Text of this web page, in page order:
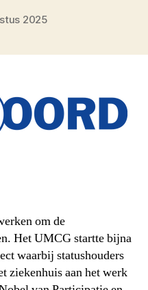
2025
om de
Het UMCG startte bijna
waarbij statushouders
ziekenhuis aan het werk